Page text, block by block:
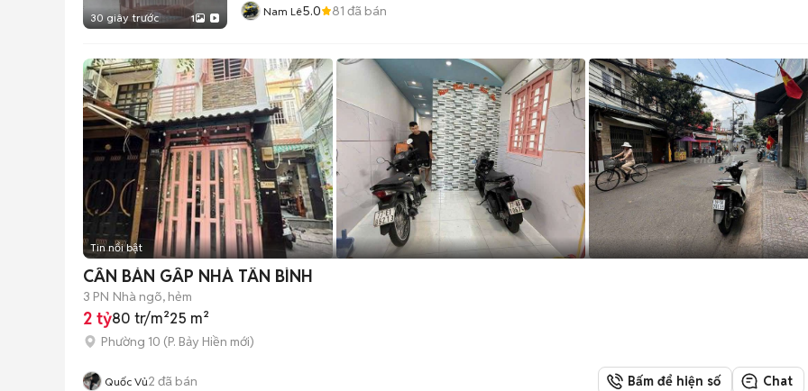
30 giây trước 1 Nam Lê5.0 81 đã bán
Tin nổi bật
CẦN BÁN GẤP NHÀ TÂN BÌNH
3 PN Nhà ngõ, hẻm
2 tỷ80 tr/m²25 m²
Phường 10 (P. Bảy Hiền mới)
Quốc Vủ2 đã bán Bấm để hiện số Chat